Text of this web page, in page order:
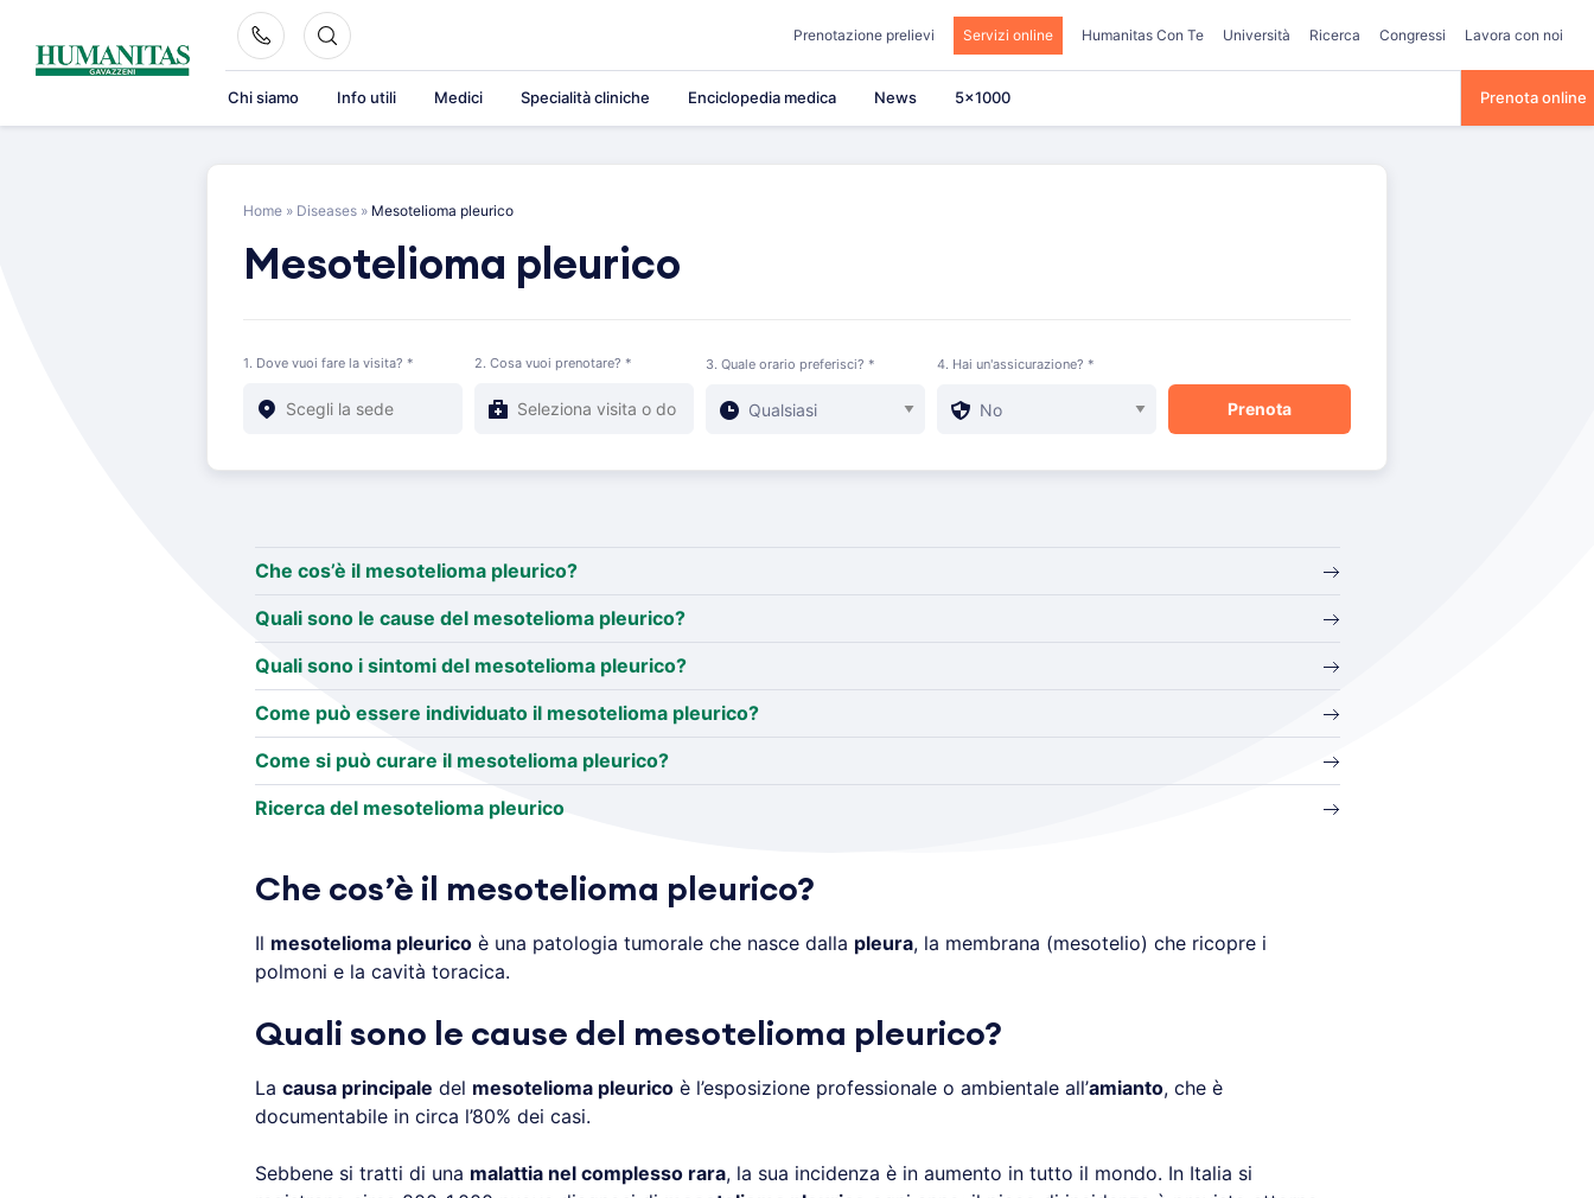
content
Prenotazione prelievi Servizi online Humanitas Con Te Università Ricerca Congressi Lavora con noi
Chi siamo Info utili Medici Specialità cliniche Enciclopedia medica News 5×1000 Prenota online
Home » Diseases » Mesotelioma pleurico
Mesotelioma pleurico
1. Dove vuoi fare la visita? * 2. Cosa vuoi prenotare? * 3. Quale orario preferisci? * 4. Hai un'assicurazione? *
Che cos’è il mesotelioma pleurico?
Quali sono le cause del mesotelioma pleurico?
Quali sono i sintomi del mesotelioma pleurico?
Come può essere individuato il mesotelioma pleurico?
Come si può curare il mesotelioma pleurico?
Ricerca del mesotelioma pleurico
Che cos’è il mesotelioma pleurico?
Il mesotelioma pleuricoè una patologia tumorale che nasce dalla pleura, la membrana (mesotelio) che ricopre i
polmoni e la cavità toracica.
Quali sono le cause del mesotelioma pleurico?
La causa principale del mesotelioma pleuricoè l’esposizione professionale o ambientale all’amianto, che è
documentabile in circa l’80% dei casi.
Sebbene si tratti di una malattia nel complesso rara, la sua incidenza è in aumento in tutto il mondo. In Italia si